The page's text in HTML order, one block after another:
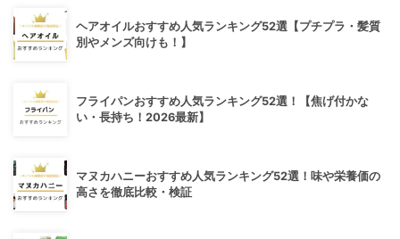
ヘアオイルおすすめ人気ランキング52選【プチプラ・髪質
別やメンズ向けも！】
フライパンおすすめ人気ランキング52選！【焦げ付かな
い・長持ち！2026最新】
マヌカハニーおすすめ人気ランキング52選！味や栄養価の
高さを徹底比較・検証